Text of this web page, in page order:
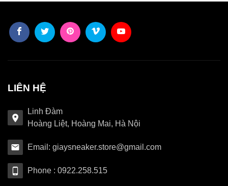
LIÊN HỆ
Linh Đàm
Hoàng Liệt, Hoàng Mai, Hà Nội
Email: giaysneaker.store@gmail.com
Phone : 0922.258.515